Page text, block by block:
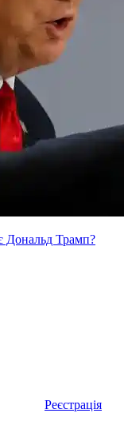
Дональд Трамп?
Реєстрація